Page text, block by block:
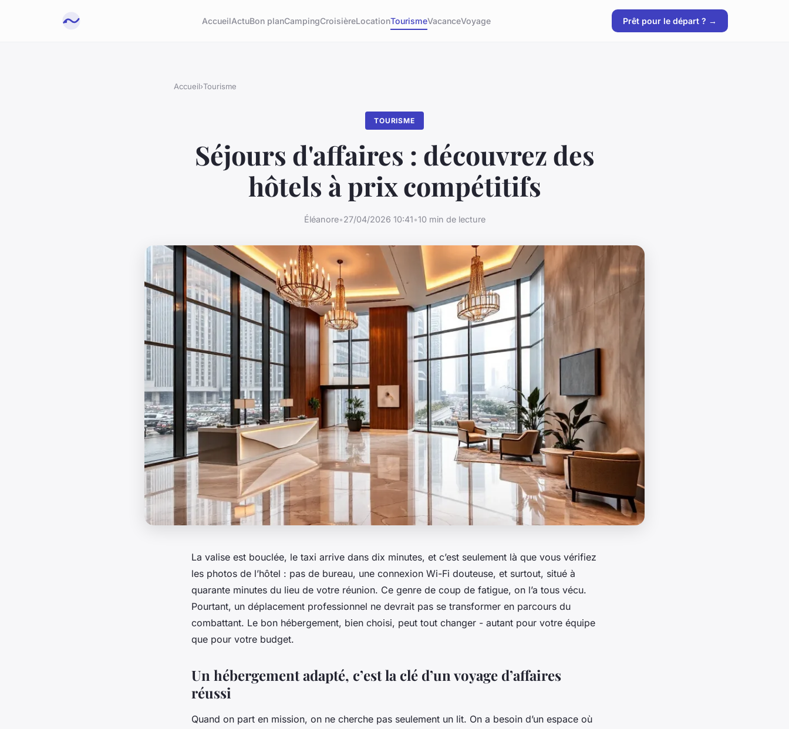
AccueilActuBon planCampingCroisièreLocationTourismeVacanceVoyage Prêt pour le départ ? →
Accueil›Tourisme
TOURISME
Séjours d'affaires : découvrez des
hôtels à prix compétitifs
Éléanore•27/04/2026 10:41•10 min de lecture
La valise est bouclée, le taxi arrive dans dix minutes, et c’est seulement là que vous vérifiez
les photos de l’hôtel : pas de bureau, une connexion Wi-Fi douteuse, et surtout, situé à
quarante minutes du lieu de votre réunion. Ce genre de coup de fatigue, on l’a tous vécu.
Pourtant, un déplacement professionnel ne devrait pas se transformer en parcours du
combattant. Le bon hébergement, bien choisi, peut tout changer - autant pour votre équipe
que pour votre budget.
Un hébergement adapté, c’est la clé d’un voyage d’affaires
réussi
Quand on part en mission, on ne cherche pas seulement un lit. On a besoin d’un espace où